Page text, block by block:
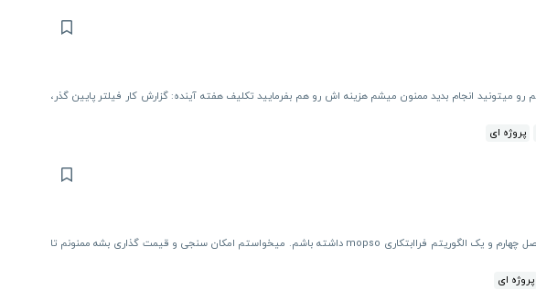
میتونید انجام بدید ممنون میشم هزینه اش رو هم بفرمایید تکلیف هفته آینده: گزارش کار فیلتر پایین گذر،
پروژه ای
سلام روز بخیر برای این مدل میخوام مثال عددی فصل چهارم و یک الگوریتم فراابتکاری mopso داشته باشم. میخواستم امکان سنجی و قیمت گذاری بشه ممنونم تا
پروژه ای